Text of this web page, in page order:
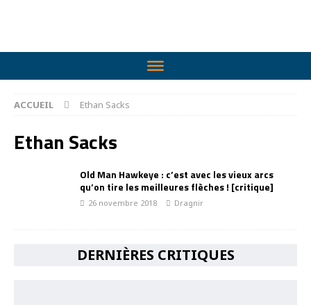
ACCUEIL Ethan Sacks
Ethan Sacks
Old Man Hawkeye : c’est avec les vieux arcs
qu’on tire les meilleures flèches ! [critique]
26 novembre 2018 Dragnir
DERNIÈRES CRITIQUES